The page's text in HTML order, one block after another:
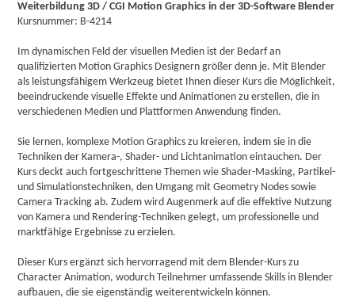
Weiterbildung 3D / CGI Motion Graphics in der 3D-Software Blender
Kursnummer: B-4214
Im dynamischen Feld der visuellen Medien ist der Bedarf an
qualifizierten Motion Graphics Designern größer denn je. Mit Blender
als leistungsfähigem Werkzeug bietet Ihnen dieser Kurs die Möglichkeit,
beeindruckende visuelle Effekte und Animationen zu erstellen, die in
verschiedenen Medien und Plattformen Anwendung finden.
Sie lernen, komplexe Motion Graphics zu kreieren, indem sie in die
Techniken der Kamera-, Shader- und Lichtanimation eintauchen. Der
Kurs deckt auch fortgeschrittene Themen wie Shader-Masking, Partikel-
und Simulationstechniken, den Umgang mit Geometry Nodes sowie
Camera Tracking ab. Zudem wird Augenmerk auf die effektive Nutzung
von Kamera und Rendering-Techniken gelegt, um professionelle und
marktfähige Ergebnisse zu erzielen.
Dieser Kurs ergänzt sich hervorragend mit dem Blender-Kurs zu
Character Animation, wodurch Teilnehmer umfassende Skills in Blender
aufbauen, die sie eigenständig weiterentwickeln können.